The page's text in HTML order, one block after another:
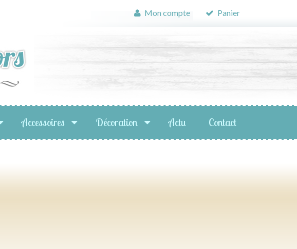
Mon compte Panier
Accessoires Décoration Actu Contact